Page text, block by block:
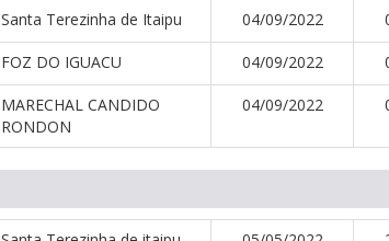
Santa Terezinha de Itaipu 04/09/2022
FOZ DO IGUACU 04/09/2022
MARECHAL CANDIDO
RONDON
04/09/2022